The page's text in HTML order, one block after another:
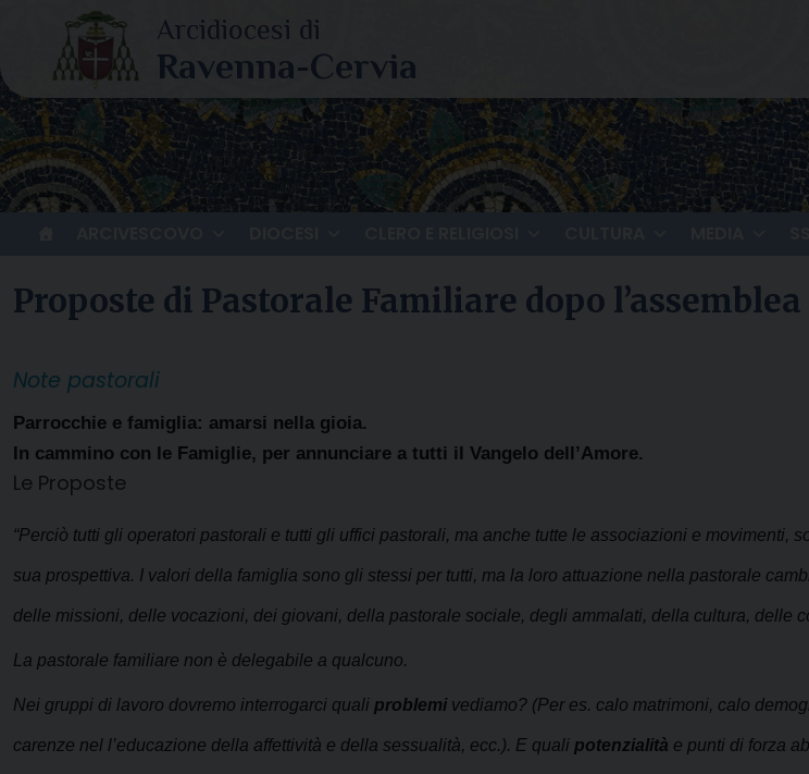
content
Proposte di Pastorale Familiare dopo
Note pastorali
Parrocchie e famiglia: amarsi nella gioia.
In cammino con le Famiglie, per annunciare a tutti il Vangelo dell’Amore.
Le Proposte
“Perciò tutti gli operatori pastorali e tutti gli uffici pastorali, ma anche tutte le associazioni e
sua prospettiva. I valori della famiglia sono gli stessi per tutti, ma la loro attuazione nella pastorale
delle missioni, delle vocazioni, dei giovani, della pastorale sociale, degli ammalati, della cultura, delle
La pastorale familiare non è delegabile a qualcuno.
Nei gruppi di lavoro dovremo interrogarci quali problemivediamo? (Per es. calo matrimoni, calo
carenze nel l’educazione della affettività e della sessualità, ecc.). E quali potenzialità e punti di forza